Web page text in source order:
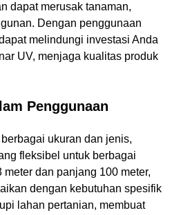
dapat merusak tanaman,
Dengan penggunaan
melindungi investasi Anda
UV, menjaga kualitas produk
Penggunaan
ukuran dan jenis,
fleksibel untuk berbagai
dan panjang 100 meter,
dengan kebutuhan spesifik
lahan pertanian, membuat